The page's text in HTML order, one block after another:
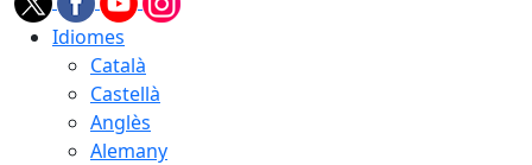
Idiomes
Català
Castellà
Anglès
Alemany